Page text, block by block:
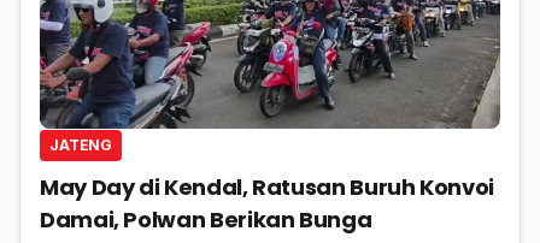
JATENG
May Day di Kendal, Ratusan Buruh Konvoi
Damai, Polwan Berikan Bunga